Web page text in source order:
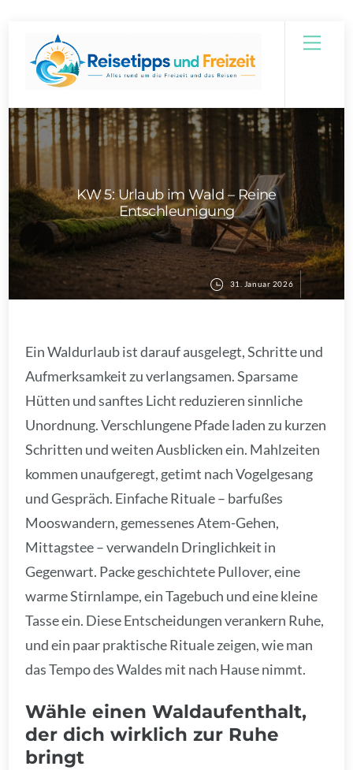
content
31. Januar 2026
KW 5: Urlaub im Wald – Reine
Entschleunigung
Ein Waldurlaub ist darauf ausgelegt, Schritte und
Aufmerksamkeit zu verlangsamen. Sparsame
Hütten und sanftes Licht reduzieren sinnliche
Unordnung. Verschlungene Pfade laden zu kurzen
Schritten und weiten Ausblicken ein. Mahlzeiten
kommen unaufgeregt, getimt nach Vogelgesang
und Gespräch. Einfache Rituale – barfußes
Mooswandern, gemessenes Atem-Gehen,
Mittagstee – verwandeln Dringlichkeit in
Gegenwart. Packe geschichtete Pullover, eine
warme Stirnlampe, ein Tagebuch und eine kleine
Tasse ein. Diese Entscheidungen verankern Ruhe,
und ein paar praktische Rituale zeigen, wie man
das Tempo des Waldes mit nach Hause nimmt.
Wähle einen Waldaufenthalt,
der dich wirklich zur Ruhe
bringt